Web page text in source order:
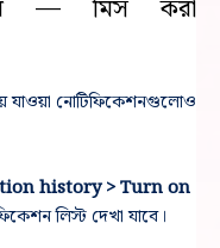
— মিস করা
যাওয়া নোটিফিকেশনগুলোও
history > Turn on
লিস্ট দেখা যাবে।